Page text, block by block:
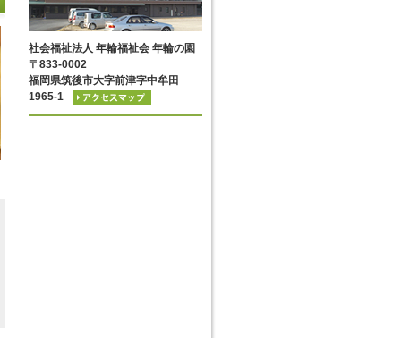
社会福祉法人 年輪福祉会 年輪の園
〒833-0002
福岡県筑後市大字前津字中牟田
1965-1